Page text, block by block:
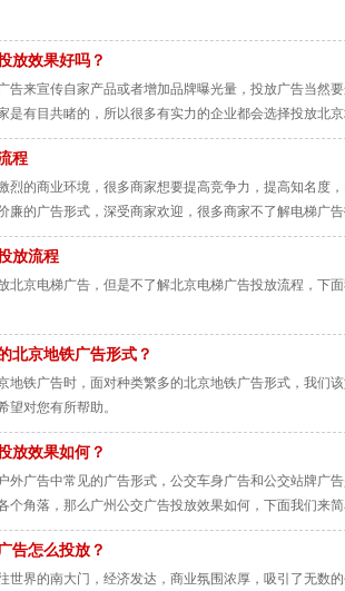
放效果好吗？
告来宣传自家产品或者增加品牌曝光量，投放广告当然
是有目共睹的，所以很多有实力的企业都会选择投放北
对您有所帮助。
程
烈的商业环境，很多商家想要提高竞争力，提高知名度
廉的广告形式，深受商家欢迎，很多商家不了解电梯广
放流程
北京电梯广告，但是不了解北京电梯广告投放流程，下
北京地铁广告形式？
地铁广告时，面对种类繁多的北京地铁广告形式，我们
望对您有所帮助。
放效果如何？
外广告中常见的广告形式，公交车身广告和公交站牌广
个角落，那么广州公交广告投放效果如何，下面我们来
告怎么投放？
世界的南大门，经济发达，商业氛围浓厚，吸引了无数